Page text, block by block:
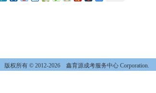
版权所有 © 2012-2026 鑫育源成考服务中心 Corporation.